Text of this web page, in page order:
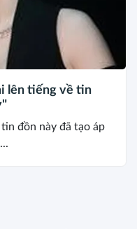
lên tiếng về tin
đồn này đã tạo áp